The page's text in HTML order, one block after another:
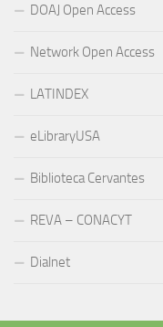
DOAJ Open Access
Network Open Access
LATINDEX
eLibraryUSA
Biblioteca Cervantes
REVA – CONACYT
Dialnet